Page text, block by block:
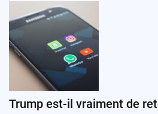
Trump est-il vraiment de